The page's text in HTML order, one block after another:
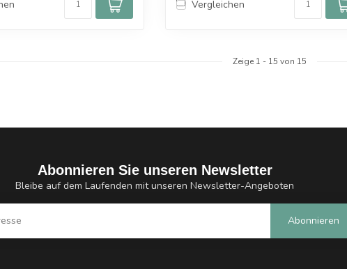
Vergleichen
Zeige 1 - 15 von 15
Abonnieren Sie unseren Newsletter
Bleibe auf dem Laufenden mit unseren Newsletter-Angeboten
Abonnieren